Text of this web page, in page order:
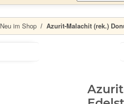
Neu im Shop Azurit-Malachit (rek.)